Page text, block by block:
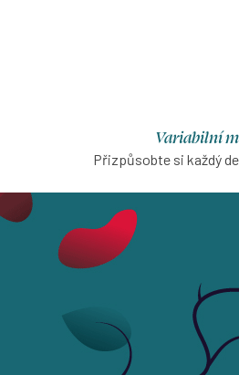
Variabilní
Přizpůsobte si každý